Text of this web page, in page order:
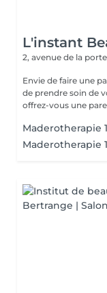
L'instant
2, avenue de la
Envie de faire une
de prendre soin de
offrez-vous une
Maderotherapie
Maderotherapie